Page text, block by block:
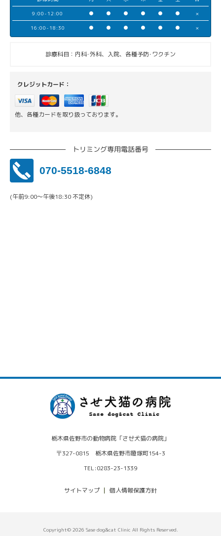
9:00-12:00 ● ● ● ● ● ● ×
16:00-18:30 ● ● ● ● ● ● ×
診療科目：内科･外科、入院、各種予防･ワクチン
クレジットカード：
他、各種カードを取り扱っております。
トリミング専用電話番号
070-5518-6848
(午前9:00〜午後18:30 不定休)
栃木県佐野市の動物病院「させ犬猫の病院」
〒327-0815 栃木県佐野市鐙塚町154-3
TEL:0283-23-1339
サイトマップ 個人情報保護方針
Copyright© 2026 Sase dog&cat Clinic All Rights Reserved.